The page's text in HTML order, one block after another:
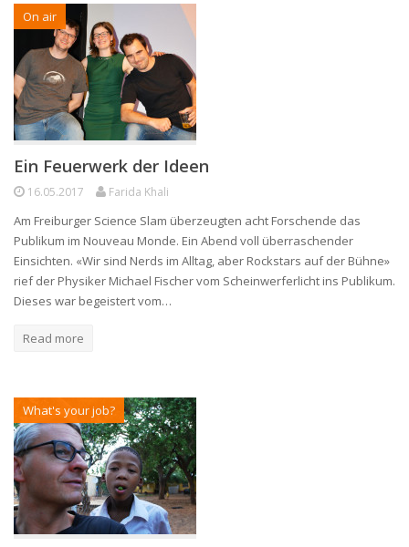
On air
Ein Feuerwerk der Ideen
16.05.2017 Farida Khali
Am Freiburger Science Slam überzeugten acht Forschende das
Publikum im Nouveau Monde. Ein Abend voll überraschender
Einsichten. «Wir sind Nerds im Alltag, aber Rockstars auf der Bühne»
rief der Physiker Michael Fischer vom Scheinwerferlicht ins Publikum.
Dieses war begeistert vom…
Read more
What's your job?